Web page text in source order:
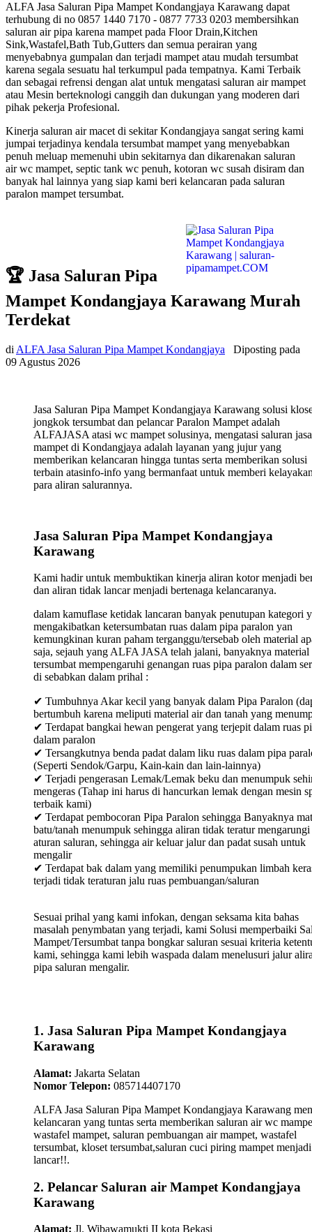
ALFA Jasa Saluran Pipa Mampet Kondangjaya Karawang dapat
terhubung di no 0857 1440 7170 - 0877 7733 0203 membersihkan
saluran air pipa karena mampet pada Floor Drain,Kitchen
Sink,Wastafel,Bath Tub,Gutters dan semua perairan yang
menyebabnya gumpalan dan terjadi mampet atau mudah tersumbat
karena segala sesuatu hal terkumpul pada tempatnya. Kami Terbaik
dan sebagai refrensi dengan alat untuk mengatasi saluran air mampet
atau Mesin berteknologi canggih dan dukungan yang moderen dari
pihak pekerja Profesional.
Kinerja saluran air macet di sekitar Kondangjaya sangat sering kami
jumpai terjadinya kendala tersumbat mampet yang menyebabkan
penuh meluap memenuhi ubin sekitarnya dan dikarenakan saluran
air wc mampet, septic tank wc penuh, kotoran wc susah disiram dan
banyak hal lainnya yang siap kami beri kelancaran pada saluran
paralon mampet tersumbat.
🏆 Jasa Saluran Pipa
Mampet Kondangjaya Karawang Murah
Terdekat
di ALFA Jasa Saluran Pipa Mampet Kondangjaya
Diposting pada
09 Agustus 2026
Jasa Saluran Pipa Mampet Kondangjaya Karawang solusi
jongkok tersumbat dan pelancar Paralon Mampet adalah
ALFAJASA atasi wc mampet solusinya, mengatasi saluran jasa
mampet di Kondangjaya adalah layanan yang jujur yang
memberikan kelancaran hingga tuntas serta memberikan solusi
terbain atasinfo-info yang bermanfaat untuk memberi
para aliran salurannya.
Jasa Saluran Pipa Mampet Kondangjaya
Karawang
Kami hadir untuk membuktikan kinerja aliran kotor menjadi
dan aliran tidak lancar menjadi bertenaga kelancaranya.
dalam kamuflase ketidak lancaran banyak penutupan kategori
mengakibatkan ketersumbatan ruas dalam pipa paralon yan
kemungkinan kuran paham terganggu/tersebab oleh material
saja, sejauh yang ALFA JASA telah jalani, banyaknya material
tersumbat mempengaruhi genangan ruas pipa paralon dalam
di sebabkan dalam prihal :
✔ Tumbuhnya Akar kecil yang banyak dalam Pipa Paralon
bertumbuh karena meliputi material air dan tanah yang
✔ Terdapat bangkai hewan pengerat yang terjepit dalam ruas
dalam paralon
✔ Tersangkutnya benda padat dalam liku ruas dalam pipa
(Seperti Sendok/Garpu, Kain-kain dan lain-lainnya)
✔ Terjadi pengerasan Lemak/Lemak beku dan menumpuk
mengeras (Tahap ini harus di hancurkan lemak dengan mesin
terbaik kami)
✔ Terdapat pembocoran Pipa Paralon sehingga Banyaknya
batu/tanah menumpuk sehingga aliran tidak teratur mengarungi
aturan saluran, sehingga air keluar jalur dan padat susah untuk
mengalir
✔ Terdapat bak dalam yang memiliki penumpukan limbah
terjadi tidak teraturan jalu ruas pembuangan/saluran
Sesuai prihal yang kami infokan, dengan seksama kita bahas
masalah penymbatan yang terjadi, kami Solusi memperbaiki
Mampet/Tersumbat tanpa bongkar saluran sesuai kriteria
kami, sehingga kami lebih waspada dalam menelusuri jalur
pipa saluran mengalir.
1. Jasa Saluran Pipa Mampet Kondangjaya
Karawang
Alamat: Jakarta Selatan
Nomor Telepon: 085714407170
ALFA Jasa Saluran Pipa Mampet Kondangjaya Karawang
kelancaran yang tuntas serta memberikan saluran air wc
wastafel mampet, saluran pembuangan air mampet, wastafel
tersumbat, kloset tersumbat,saluran cuci piring mampet menjadi
lancar!!.
2. Pelancar Saluran air Mampet Kondangjaya
Karawang
Alamat: Jl. Wibawamukti II kota Bekasi